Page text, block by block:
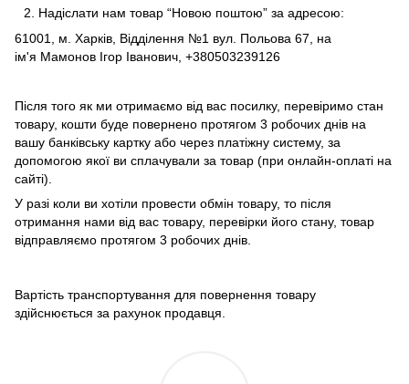
Надіслати нам товар “Новою поштою” за адресою:
61001, м. Харків, Відділення №1 вул. Польова 67, на
ім'я Мамонов Ігор Іванович, +380503239126
Після того як ми отримаємо від вас посилку, перевіримо стан
товару, кошти буде повернено протягом 3 робочих днів на
вашу банківську картку або через платіжну систему, за
допомогою якої ви сплачували за товар (при онлайн-оплаті на
сайті).
У разі коли ви хотіли провести обмін товару, то після
отримання нами від вас товару, перевірки його стану, товар
відправляємо протягом 3 робочих днів.
Вартість транспортування для повернення товару
здійснюється за рахунок продавця.